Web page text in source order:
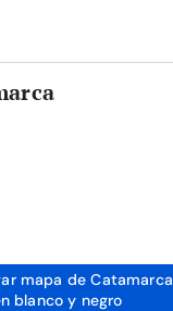
mapa de Catamarca
blanco y negro